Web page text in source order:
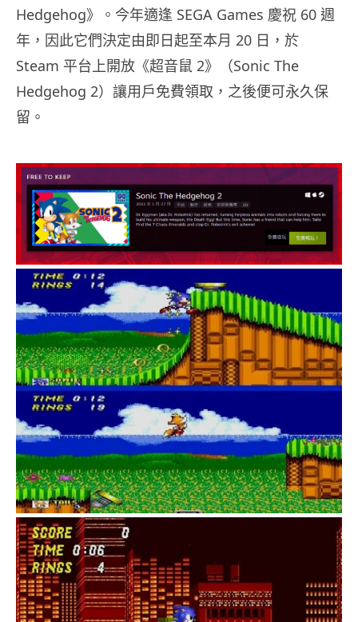
Hedgehog》。今年適逢 SEGA Games 慶祝 60 週
年，因此它們決定由即日起至本月 20 日，於
Steam 平台上開放《超音鼠 2》（Sonic The
Hedgehog 2）讓用戶免費領取，之後便可永久保
留。